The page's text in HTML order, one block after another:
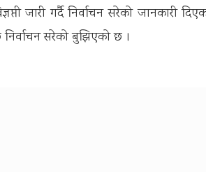
जारी गर्दै निर्वाचन सरेको जानकारी
सरेको बुझिएको छ ।